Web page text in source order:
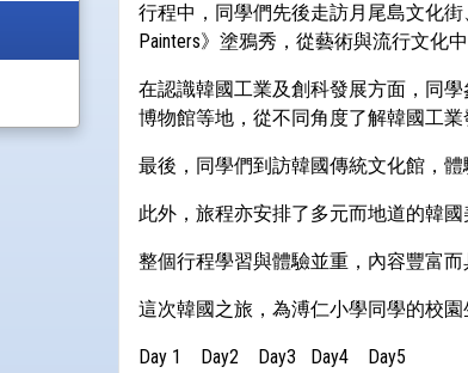
行程中，同學們先後走訪月尾島文化
Painters》塗鴉秀，從藝術與流行文化
在認識韓國工業及創科發展方面，同
博物館等地，從不同角度了解韓國工
最後，同學們到訪韓國傳統文化館，
此外，旅程亦安排了多元而地道的韓
整個行程學習與體驗並重，內容豐富
這次韓國之旅，為溥仁小學同學的校
Day 1 Day2 Day3 Day4 Day5